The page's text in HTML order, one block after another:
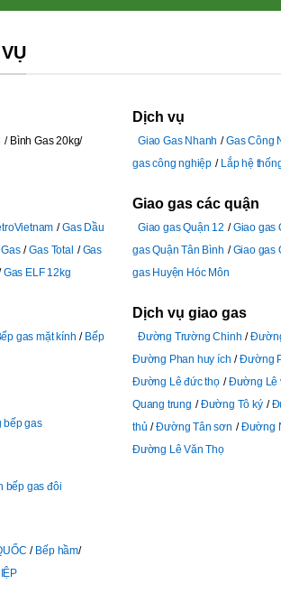
Bình Gas 20kg
Gas Dầu
Gas Total
Gas
Gas ELF 12kg
gas mặt kính
Bếp
bếp gas
bếp gas đôi
Bếp hầm
Dịch vụ
Giao Gas Nhanh Gas Công
gas công nghiệp
Lắp hệ
Giao gas các quận
Giao gas Quận 12 Giao gas
gas Quận Tân Bình
Giao gas
gas Huyện Hóc Môn
Dịch vụ giao gas
Đường Trường Chinh
Đường Phan huy ích
Đường
Đường Lê đức thọ
Đường Lê
Quang trung
Đường Tô ký
thủ
Đường Tân sơn
Đường
Đường Lê Văn Thọ